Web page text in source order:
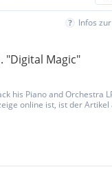
Infos
"Digital Magic"
his Piano and Orchestra
online ist, ist der Artikel